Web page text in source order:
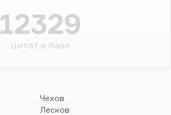
12329
цитат в базе
Чехов
Лесков